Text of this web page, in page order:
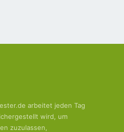
arbeitet jeden Tag
wird, um
zuzulassen,